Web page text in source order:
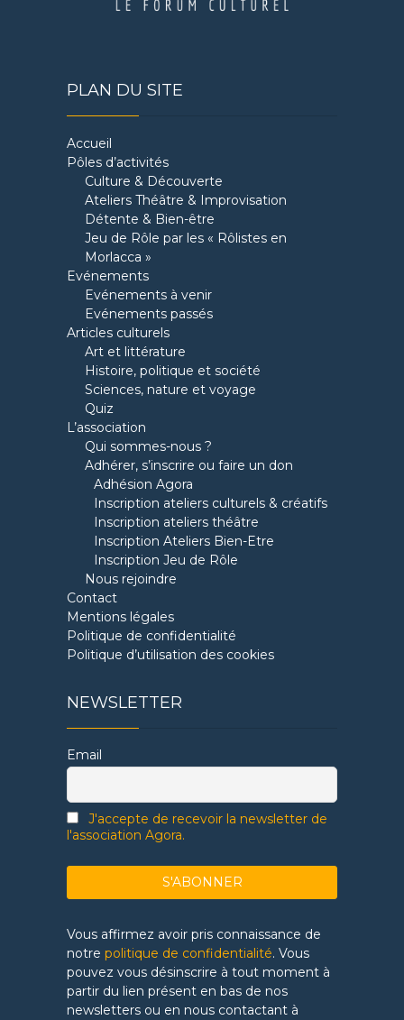
PLAN DU SITE
Accueil
Pôles d’activités
Culture & Découverte
Ateliers Théâtre & Improvisation
Détente & Bien-être
Jeu de Rôle par les « Rôlistes en
Morlacca »
Evénements
Evénements à venir
Evénements passés
Articles culturels
Art et littérature
Histoire, politique et société
Sciences, nature et voyage
Quiz
L’association
Qui sommes-nous ?
Adhérer, s’inscrire ou faire un don
Adhésion Agora
Inscription ateliers culturels & créatifs
Inscription ateliers théâtre
Inscription Ateliers Bien-Etre
Inscription Jeu de Rôle
Nous rejoindre
Contact
Mentions légales
Politique de confidentialité
Politique d’utilisation des cookies
NEWSLETTER
Email
J'accepte de recevoir la newsletter de
l'association Agora.
Vous affirmez avoir pris connaissance de
notre politique de confidentialité. Vous
pouvez vous désinscrire à tout moment à
partir du lien présent en bas de nos
newsletters ou en nous contactant à